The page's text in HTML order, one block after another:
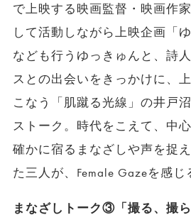
で上映する映画監督・映画作
して活動しながら上映企画「
なども行うゆっきゅんと、詩
スとの出会いをきっかけに、
こなう「肌蹴る光線」の井戸
ストーク。時代をこえて、中
確かに宿るまなざしや声を捉
た三人が、Female Gazeを感じ
まなざしトーク③「撮る、撮